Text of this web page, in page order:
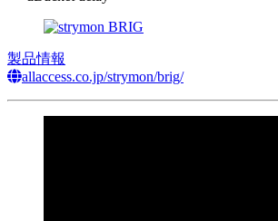
製品情報
allaccess.co.jp/strymon/brig/